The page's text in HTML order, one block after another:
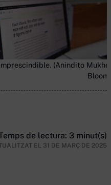
(Anindito
de lectura: 3 minut(s)
EL 31 DE MARÇ DE 2025